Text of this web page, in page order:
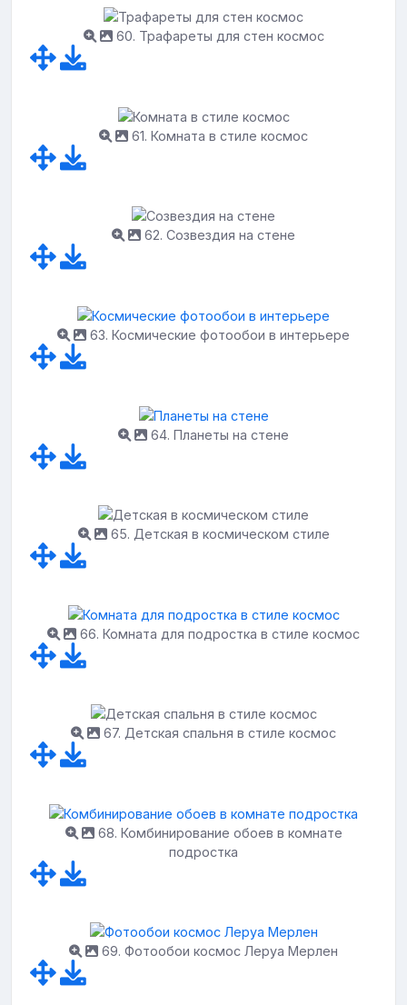
60. Трафареты для стен космос
61. Комната в стиле космос
62. Созвездия на стене
63. Космические фотообои в интерьере
64. Планеты на стене
65. Детская в космическом стиле
66. Комната для подростка в стиле космос
67. Детская спальня в стиле космос
68. Комбинирование обоев в комнате
подростка
69. Фотообои космос Леруа Мерлен